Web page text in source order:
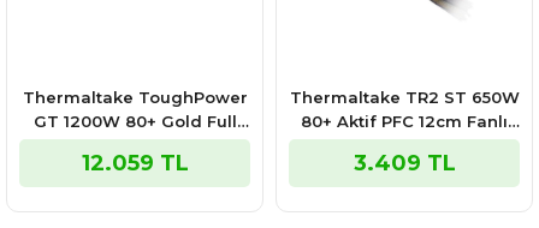
Thermaltake ToughPower
GT 1200W 80+ Gold Full
Modüler Gen5 ATX3.1 12cm
Fanlı Full Modüler Güç
Kaynağı
12.059 TL
Thermaltake TR2 ST 650W
80+ Aktif PFC 12cm Fanlı
Güç Kaynağı
3.409 TL